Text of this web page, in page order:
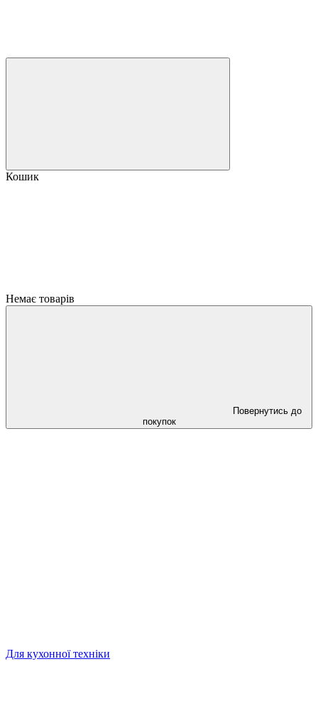
Кошик
Немає товарів
Повернутись до
покупок
Для кухонної техніки